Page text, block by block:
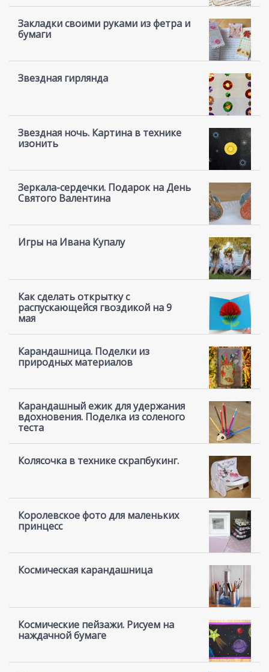
Закладки своими руками из фетра и
бумаги
Звездная гирлянда
Звездная ночь. Картина в технике
изонить
Зеркала-сердечки. Подарок на День
Святого Валентина
Игры на Ивана Купалу
Как сделать открытку с
распускающейся гвоздикой на 9
мая
Карандашница. Поделки из
природных материалов
Карандашный ежик для удержания
вдохновения. Поделка из соленого
теста
Колясочка в технике скрапбукинг.
Королевское фото для маленьких
принцесс
Космическая карандашница
Космические пейзажи. Рисуем на
наждачной бумаге